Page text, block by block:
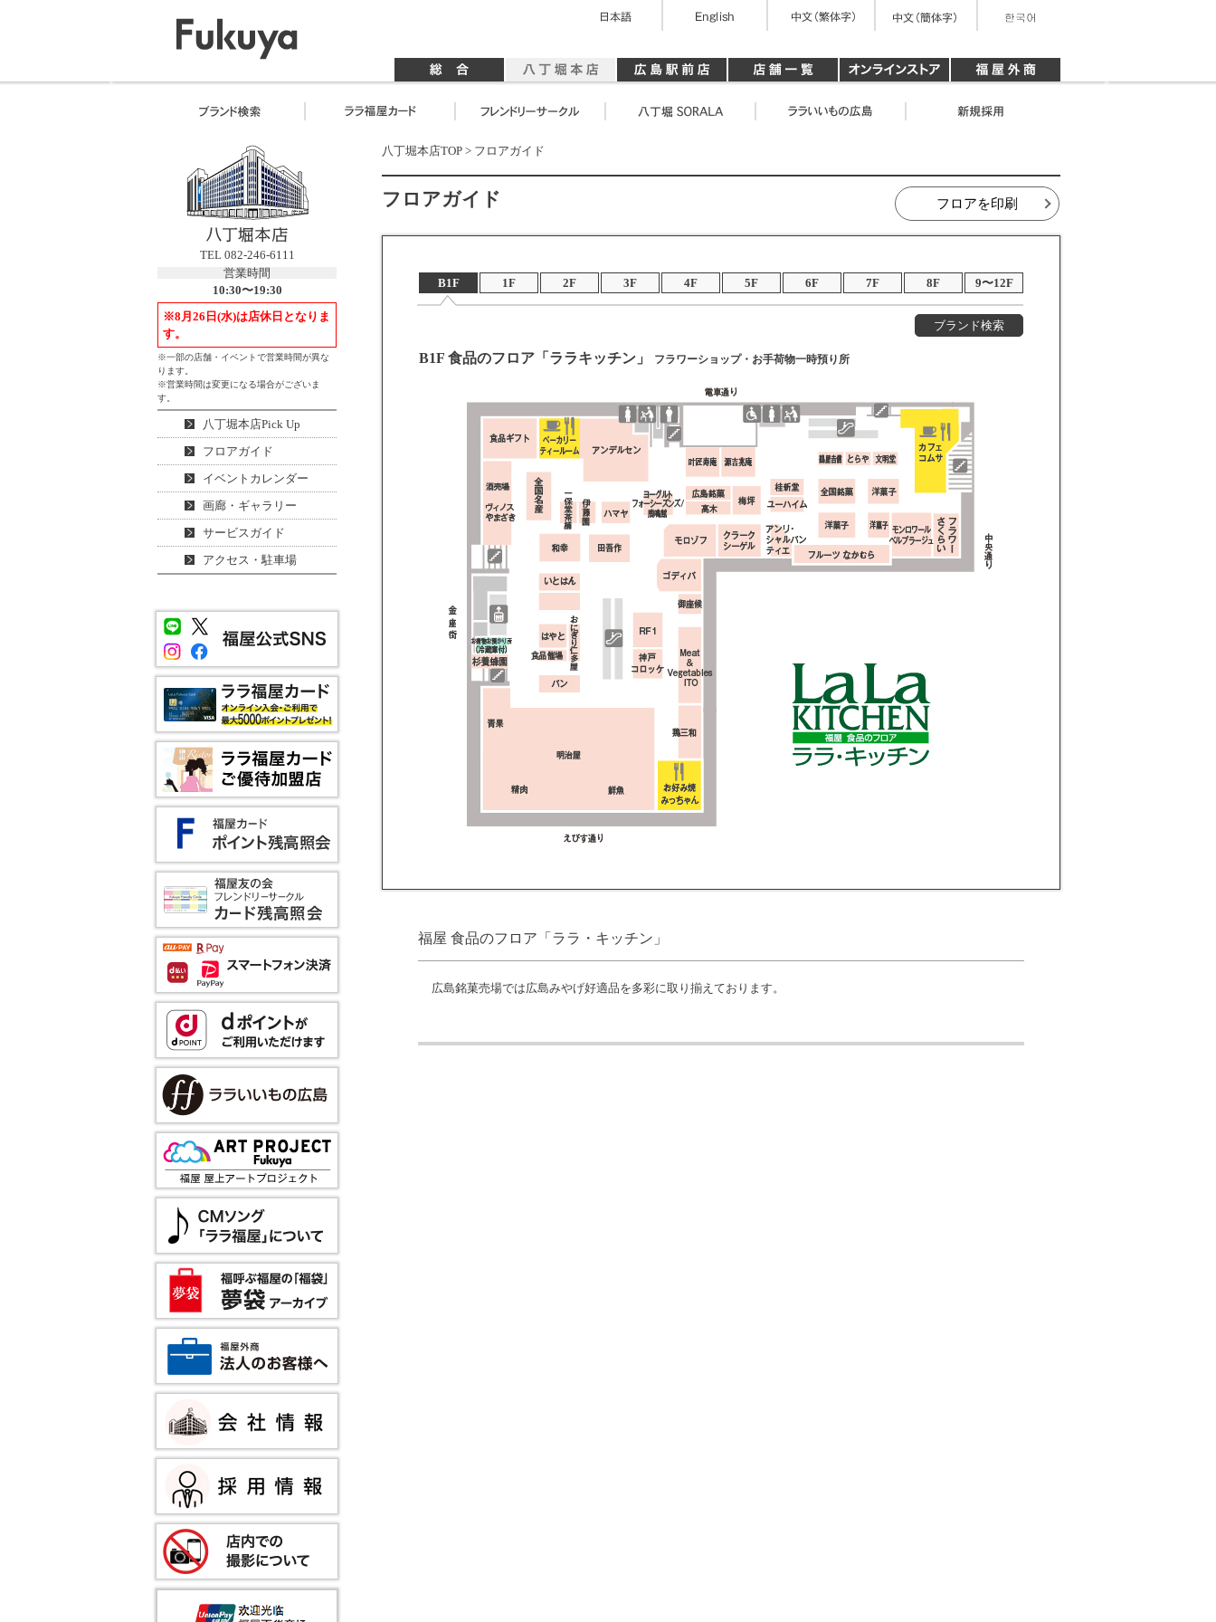
TEL 082-246-6111
営業時間
10:30〜19:30
※8月26日(水)は店休日となりま
す。
※一部の店舗・イベントで営業時間が異な
ります。
※営業時間は変更になる場合がございま
す。
八丁堀本店Pick Up
フロアガイド
イベントカレンダー
画廊・ギャラリー
サービスガイド
アクセス・駐車場
八丁堀本店TOP > フロアガイド
フロアガイド フロアを印刷
B1F 1F 2F 3F 4F 5F 6F 7F 8F 9〜12F
ブランド検索
B1F 食品のフロア「ララキッチン」 フラワーショップ・お手荷物一時預り所
福屋 食品のフロア「ララ・キッチン」
広島銘菓売場では広島みやげ好適品を多彩に取り揃えております。